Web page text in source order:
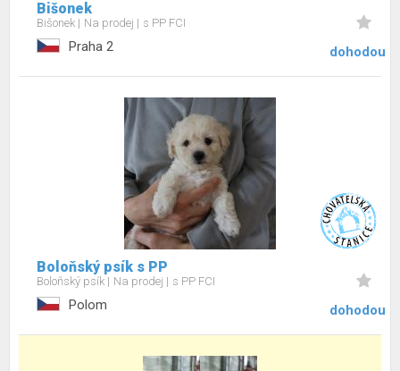
Bišonek
Bišonek Na prodej s PP FCI
Praha 2 dohodou
Boloňský psík s PP
Boloňský psík Na prodej s PP FCI
Polom dohodou